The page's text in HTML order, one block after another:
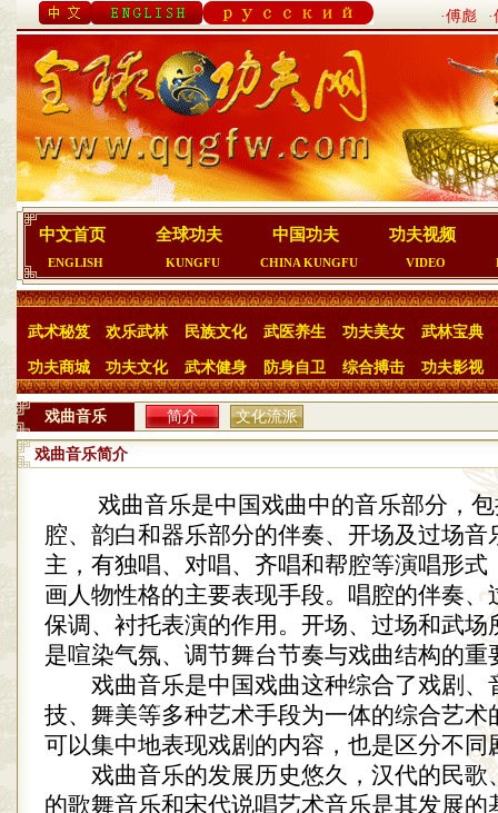
·傅彪
中文首页
ENGLISH
全球功夫
KUNGFU
中国功夫
CHINA KUNGFU
功夫视频
VIDEO
武术秘笈 欢乐武林 民族文化 武医养生 功夫美女 武林宝典
功夫商城 功夫文化 武术健身 防身自卫 综合搏击 功夫影视
戏曲音乐 简介 文化流派
戏曲音乐简介
戏曲音乐是中国戏曲中的音乐部分，
腔、韵白和器乐部分的伴奏、开场及过场音
主，有独唱、对唱、齐唱和帮腔等演唱形式
画人物性格的主要表现手段。唱腔的伴奏、
保调、衬托表演的作用。开场、过场和武场
是喧染气氛、调节舞台节奏与戏曲结构的重
戏曲音乐是中国戏曲这种综合了戏剧、
技、舞美等多种艺术手段为一体的综合艺术
可以集中地表现戏剧的内容，也是区分不同
戏曲音乐的发展历史悠久，汉代的民歌
的歌舞音乐和宋代说唱艺术音乐是其发展的